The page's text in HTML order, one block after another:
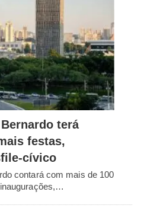
terá
festas,
cívico
contará com mais de 100